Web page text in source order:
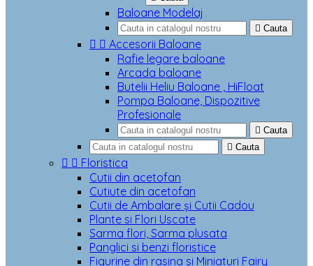
Baloane Modelaj
 Cauta
  Accesorii Baloane
Rafie legare baloane
Arcada baloane
Butelii Heliu Baloane , HiFloat
Pompa Baloane, Dispozitive
Profesionale
 Cauta
 Cauta
  Floristica
Cutii din acetofan
Cutiute din acetofan
Cutii de Ambalare și Cutii Cadou
Plante si Flori Uscate
Sarma flori, Sarma plusata
Panglici si benzi floristice
Figurine din rasina si Miniaturi Fairy